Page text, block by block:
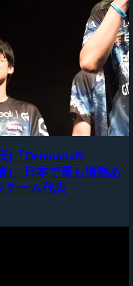
(『DetonatioN
)、日本で最も情熱あ
チーム代表